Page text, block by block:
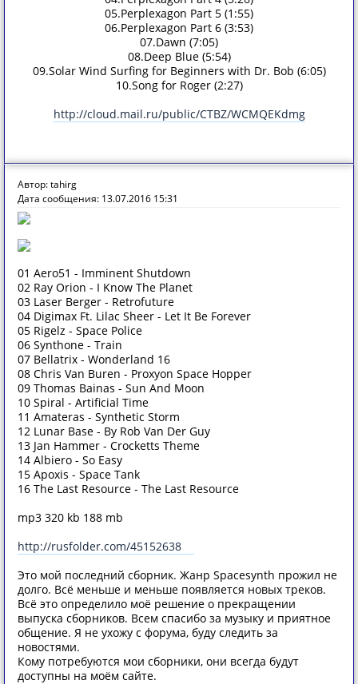
05.Perplexagon Part 5 (1:55)
06.Perplexagon Part 6 (3:53)
07.Dawn (7:05)
08.Deep Blue (5:54)
09.Solar Wind Surfing for Beginners with Dr. Bob (6:05)
10.Song for Roger (2:27)
http://cloud.mail.ru/public/CTBZ/WCMQEKdmg
Автор: tahirg
Дата сообщения: 13.07.2016 15:31
01 Aero51 - Imminent Shutdown
02 Ray Orion - I Know The Planet
03 Laser Berger - Retrofuture
04 Digimax Ft. Lilac Sheer - Let It Be Forever
05 Rigelz - Space Police
06 Synthone - Train
07 Bellatrix - Wonderland 16
08 Chris Van Buren - Proxyon Space Hopper
09 Thomas Bainas - Sun And Moon
10 Spiral - Artificial Time
11 Amateras - Synthetic Storm
12 Lunar Base - By Rob Van Der Guy
13 Jan Hammer - Crocketts Theme
14 Albiero - So Easy
15 Apoxis - Space Tank
16 The Last Resource - The Last Resource
mp3 320 kb 188 mb
http://rusfolder.com/45152638
Это мой последний сборник. Жанр Spacesynth прожил не
долго. Всё меньше и меньше появляется новых треков.
Всё это определило моё решение о прекращении
выпуска сборников. Всем спасибо за музыку и приятное
общение. Я не ухожу с форума, буду следить за
новостями.
Кому потребуются мои сборники, они всегда будут
доступны на моём сайте.